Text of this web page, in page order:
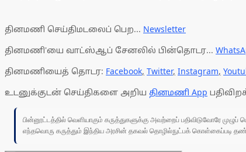
தினமணி செய்திமடலைப் பெற... Newsletter
தினமணி'யை வாட்ஸ்ஆப் சேனலில் பின்தொடர...
தினமணியைத் தொடர: Facebook, Twitter, Instagram,
உடனுக்குடன் செய்திகளை அறிய தினமணி App
பின்னூட்டத்தில் வெளியாகும் கருத்துகளுக்கு அவற்றைப் பதிவிடுவோரே
எந்தவொரு கருத்தும் இந்திய அரசின் தகவல் தொழில்நுட்பக் கொள்கைப்படி